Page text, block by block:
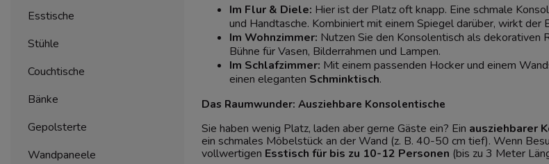
Esstische
Stühle
Couchtische
Bänke
Gepolsterte
Wandpaneele
Im Flur & Diele: Hier ist der Platz oft knapp. Eine schmale
und Handtasche. Kombiniert mit einem Spiegel darüber, wirkt der
Im Wohnzimmer: Nutzen Sie den Konsolentisch als dekorativen
Bühne für Vasen, Bilderrahmen und Lampen.
Im Schlafzimmer: Mit einem passenden Hocker und einem
einen eleganten Schminktisch.
Das Raumwunder: Ausziehbare Konsolentische
Sie haben wenig Platz, laden aber gerne Gäste ein? Ein ausziehbarer
ein schmales Möbelstück an der Wand (z. B. 40-50 cm tief). Wenn
vollwertigen Esstisch für bis zu 10-12 Personen (bis zu 3 Meter